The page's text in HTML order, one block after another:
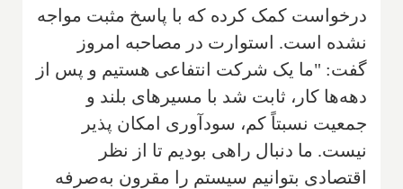
درخواست کمک کرده که با پاسخ مثبت مواجه
نشده است. استوارت در مصاحبه امروز
گفت: "ما یک شرکت انتفاعی هستیم و پس از
دهه‌ها کار، ثابت شد با مسیرهای بلند و
جمعیت نسبتاً کم، سودآوری امکان پذیر
نیست. ما دنبال راهی بودیم تا از نظر
اقتصادی بتوانیم سیستم را مقرون به‌صرفه